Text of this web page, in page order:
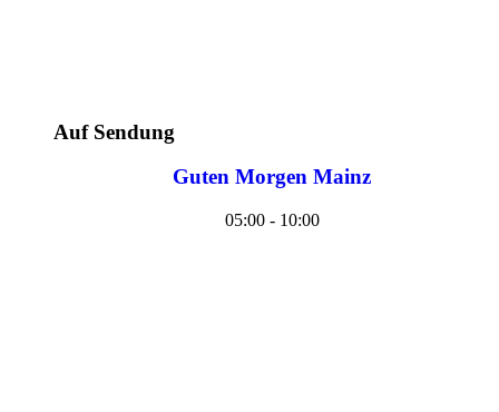
Auf Sendung
Guten Morgen Mainz
05:00 - 10:00